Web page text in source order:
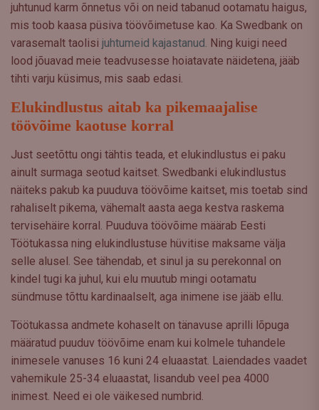
juhtunud karm õnnetus või on neid tabanud ootamatu haigus,
mis toob kaasa püsiva töövõimetuse kao. Ka Swedbank on
varasemalt taolisi juhtumeid kajastanud. Ning kuigi need
lood jõuavad meie teadvusesse hoiatavate näidetena, jääb
tihti varju küsimus, mis saab edasi.
Elukindlustus aitab ka pikemaajalise
töövõime kaotuse korral
Just seetõttu ongi tähtis teada, et elukindlustus ei paku
ainult surmaga seotud kaitset. Swedbanki elukindlustus
näiteks pakub ka puuduva töövõime kaitset, mis toetab sind
rahaliselt pikema, vähemalt aasta aega kestva raskema
tervisehäire korral. Puuduva töövõime määrab Eesti
Töötukassa ning elukindlustuse hüvitise maksame välja
selle alusel. See tähendab, et sinul ja su perekonnal on
kindel tugi ka juhul, kui elu muutub mingi ootamatu
sündmuse tõttu kardinaalselt, aga inimene ise jääb ellu.
Töötukassa andmete kohaselt on tänavuse aprilli lõpuga
määratud puuduv töövõime enam kui kolmele tuhandele
inimesele vanuses 16 kuni 24 eluaastat. Laiendades vaadet
vahemikule 25-34 eluaastat, lisandub veel pea 4000
inimest. Need ei ole väikesed numbrid.